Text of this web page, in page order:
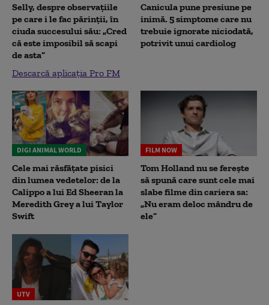
Selly, despre observațiile
pe care i le fac părinții, în
ciuda succesului său: „Cred
că este imposibil să scapi
de asta”
Descarcă aplicația Pro FM
Canicula pune presiune pe
inimă. 5 simptome care nu
trebuie ignorate niciodată,
potrivit unui cardiolog
DIGI ANIMAL WORLD
Cele mai răsfățate pisici
din lumea vedetelor: de la
Calippo a lui Ed Sheeran la
Meredith Grey a lui Taylor
Swift
FILM NOW
Tom Holland nu se ferește
să spună care sunt cele mai
slabe filme din cariera sa:
„Nu eram deloc mândru de
ele”
UTV